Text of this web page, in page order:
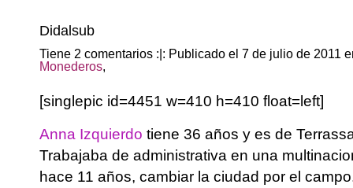
Didalsub
Tiene 2 comentarios :|: Publicado el 7 de julio de 2011
Monederos,
[singlepic id=4451 w=410 h=410 float=left]
Anna Izquierdo tiene 36 años y es de
Trabajaba de administrativa en una
hace 11 años, cambiar la ciudad por el